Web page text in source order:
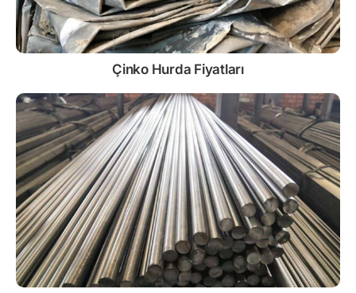
Çinko Hurda Fiyatları